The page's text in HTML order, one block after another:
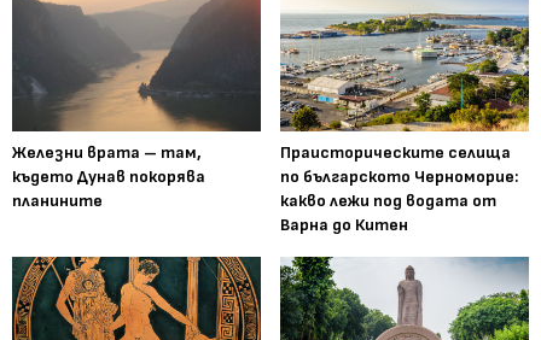
Железни врата – там,
където Дунав покорява
планините
Праисторическите селища
по българското Черноморие:
какво лежи под водата от
Варна до Китен